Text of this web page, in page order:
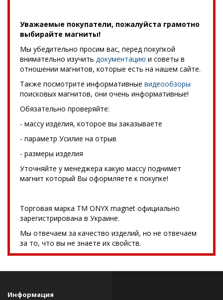
Уважаемые покупатели, пожалуйста грамотно
выбирайте магниты!
Мы убедительно просим вас, перед покупкой
внимательно изучить документацию и советы в
отношении магнитов, которые есть на нашем сайте.
Также посмотрите информативные видеообзоры
поисковых магнитов, они очень информативные!
Обязательно проверяйте:
- массу изделия, которое вы заказываете
- параметр Усилие на отрыв
- размеры изделия
Уточняйте у менеджера какую массу поднимет
магнит который Вы оформляете к покупке!
Торговая марка TM ONYX magnet официально
зарегистрирована в Украине.
Мы отвечаем за качество изделий, но не отвечаем
за то, что вы не знаете их свойств.
Информация